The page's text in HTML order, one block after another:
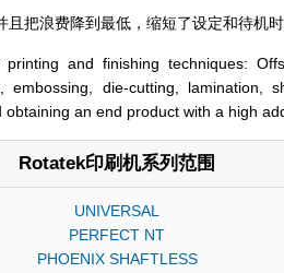
把浪费降到最低，缩短了设定和待机时
and finishing techniques:
embossing, die-cutting, lamination,
an end product with a high
Rotatek印刷机系列范围
UNIVERSAL
PERFECT NT
PHOENIX SHAFTLESS